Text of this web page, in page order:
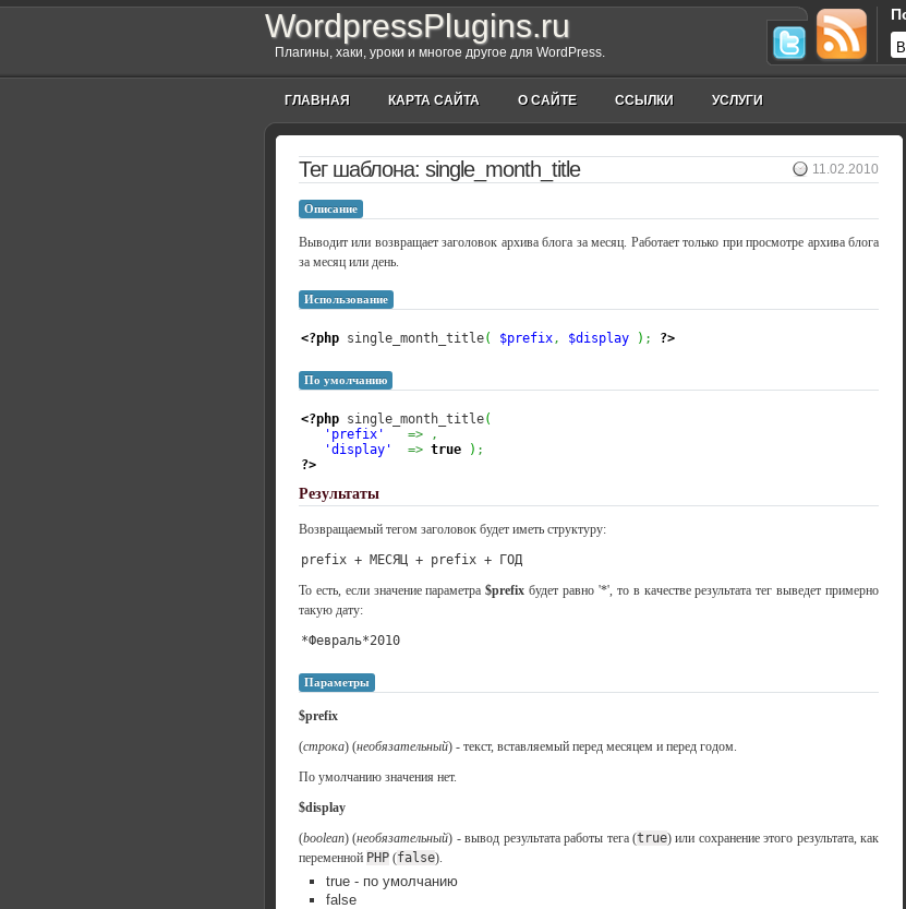
WordpressPlugins.ru
Плагины, хаки, уроки и многое другое для WordPress.
ГЛАВНАЯ КАРТА САЙТА О САЙТЕ ССЫЛКИ УСЛУГИ
Тег шаблона: single_month_title 11.02.2010
Описание
Выводит или возвращает заголовок архива блога за месяц. Работает только при просмотре архива блога
за месяц или день.
Использование
<?php single_month_title( $prefix, $display ) ; ?>
По умолчанию
<?php single_month_title(
'prefix'
=>
,
'display'
=> true ) ;
?>
Результаты
Возвращаемый тегом заголовок будет иметь структуру:
prefix + МЕСЯЦ + prefix + ГОД
То есть, если значение параметра$prefix будет равно '*', то в качестве результата тег выведет примерно
такую дату:
*Февраль*2010
Параметры
$prefix
(строка) (необязательный) - текст, вставляемый перед месяцем и перед годом.
По умолчанию значения нет.
$display
(boolean) (необязательный) - вывод результата работы тега (true) или сохранение этого результата, как
переменной PHP (false).
true - по умолчанию
false